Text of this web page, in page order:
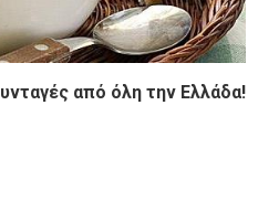
από όλη την Ελλάδα!